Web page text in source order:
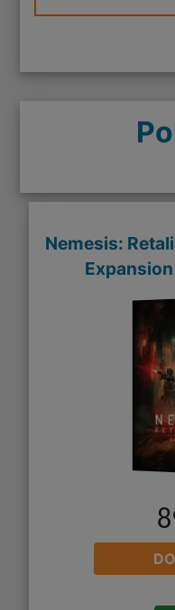
Nemesis: